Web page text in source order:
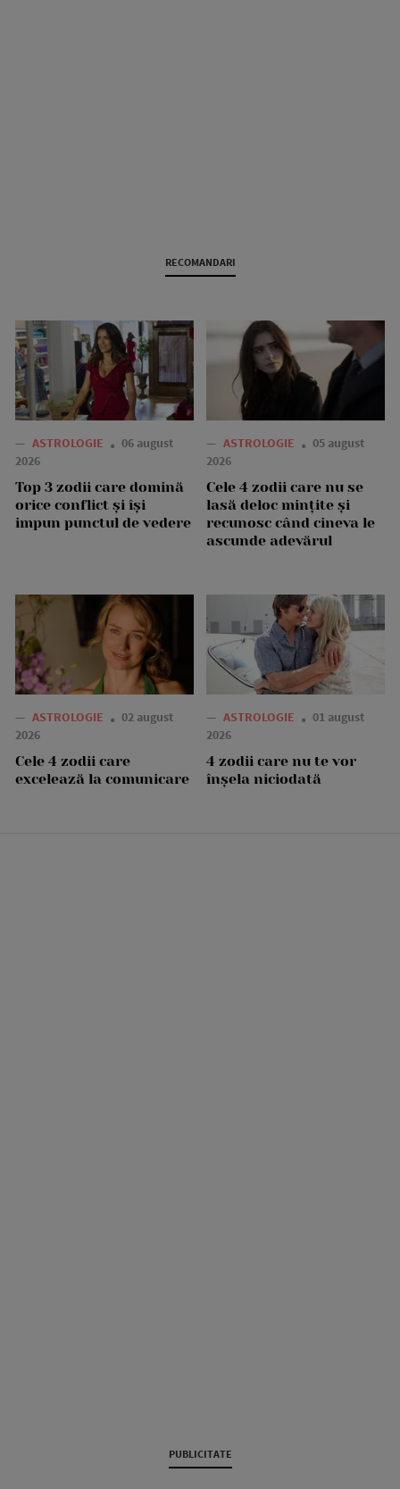
RECOMANDARI
— ASTROLOGIE
06 august
2026
Top 3 zodii care domină
orice conflict și își
impun punctul de vedere
— ASTROLOGIE
05 august
2026
Cele 4 zodii care nu se
lasă deloc mințite și
recunosc când cineva le
ascunde adevărul
— ASTROLOGIE
02 august
2026
Cele 4 zodii care
excelează la comunicare
— ASTROLOGIE
01 august
2026
4 zodii care nu te vor
înșela niciodată
PUBLICITATE